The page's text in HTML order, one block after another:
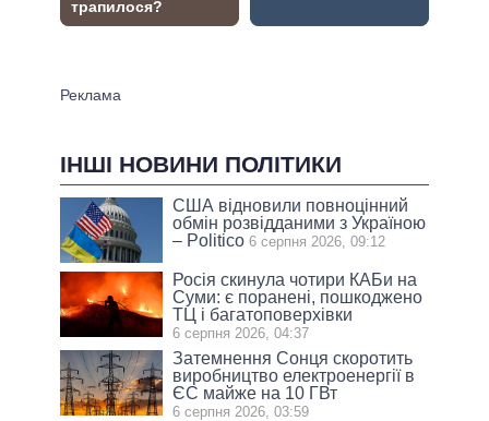
ІНШІ НОВИНИ ПОЛІТИКИ
США відновили повноцінний
обмін розвідданими з Україною
– Politico 6 серпня 2026, 09:12
Росія скинула чотири КАБи на
Суми: є поранені, пошкоджено
ТЦ і багатоповерхівки
6 серпня 2026, 04:37
Затемнення Сонця скоротить
виробництво електроенергії в
ЄС майже на 10 ГВт
6 серпня 2026, 03:59